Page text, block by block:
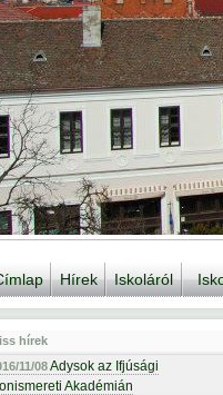
Hírek Iskoláról
hírek
11/08Adysok az Ifjúsági
Akadémián